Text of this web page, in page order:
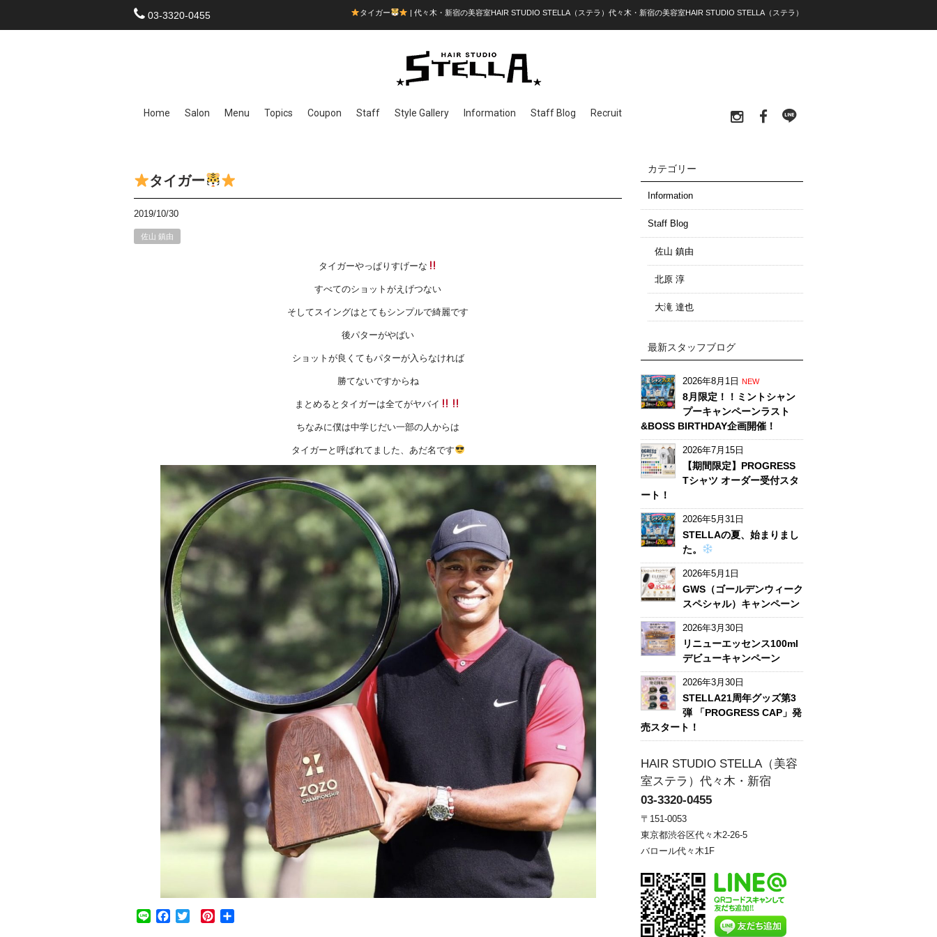
03-3320-0455 タイガー | 代々木・新宿の美容室HAIR STUDIO STELLA（ステラ）代々木・新宿の美容室HAIR STUDIO STELLA（ステラ）
Home Salon Menu Topics Coupon Staff Style Gallery Information Staff Blog Recruit
タイガー
2019/10/30
佐山 鎮由
タイガーやっぱりすげーな
すべてのショットがえげつない
そしてスイングはとてもシンプルで綺麗です
後パターがやばい
ショットが良くてもパターが入らなければ
勝てないですからね
まとめるとタイガーは全てがヤバイ
ちなみに僕は中学じだい一部の人からは
タイガーと呼ばれてました、あだ名です
Line Facebook
Twitter Pinterest
カテゴリー
Information
Staff Blog
佐山 鎮由
北原 淳
大滝 達也
最新スタッフブログ
2026年8月1日 NEW
8月限定！！ミントシャン
プーキャンペーンラスト
&BOSS BIRTHDAY企画開催！
2026年7月15日
【期間限定】PROGRESS
Tシャツ オーダー受付スタ
ート！
2026年5月31日
STELLAの夏、始まりまし
た。
2026年5月1日
GWS（ゴールデンウィーク
スペシャル）キャンペーン
2026年3月30日
リニューエッセンス100ml
デビューキャンペーン
2026年3月30日
STELLA21周年グッズ第3
弾 「PROGRESS CAP」発
売スタート！
HAIR STUDIO STELLA（美容
室ステラ）代々木・新宿
03-3320-0455
〒151-0053
東京都渋谷区代々木2-26-5
バロール代々木1F